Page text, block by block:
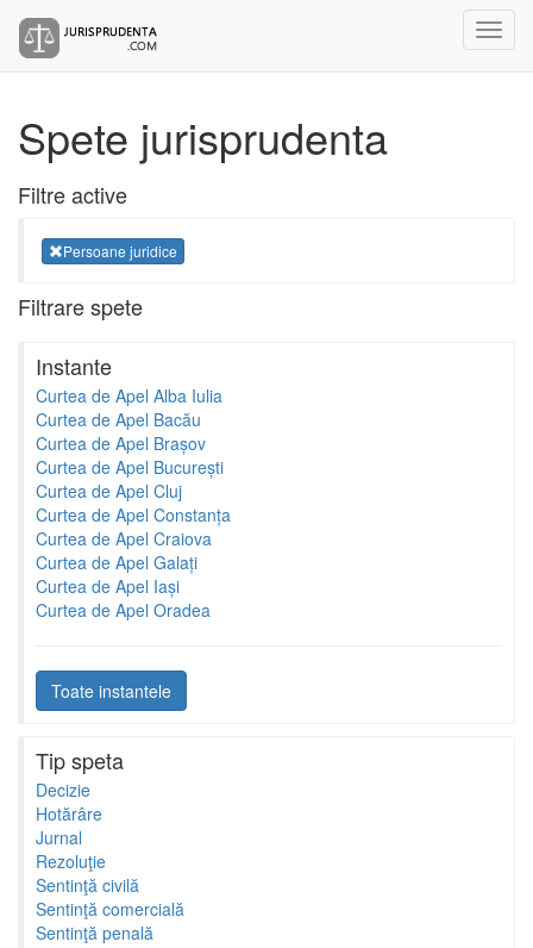
Spete jurisprudenta
Filtre active
Persoane juridice
Filtrare spete
Instante
Curtea de Apel Alba Iulia
Curtea de Apel Bacău
Curtea de Apel Brașov
Curtea de Apel București
Curtea de Apel Cluj
Curtea de Apel Constanța
Curtea de Apel Craiova
Curtea de Apel Galați
Curtea de Apel Iași
Curtea de Apel Oradea
Toate instantele
Tip speta
Decizie
Hotărâre
Jurnal
Rezoluţie
Sentinţă civilă
Sentinţă comercială
Sentinţă penală